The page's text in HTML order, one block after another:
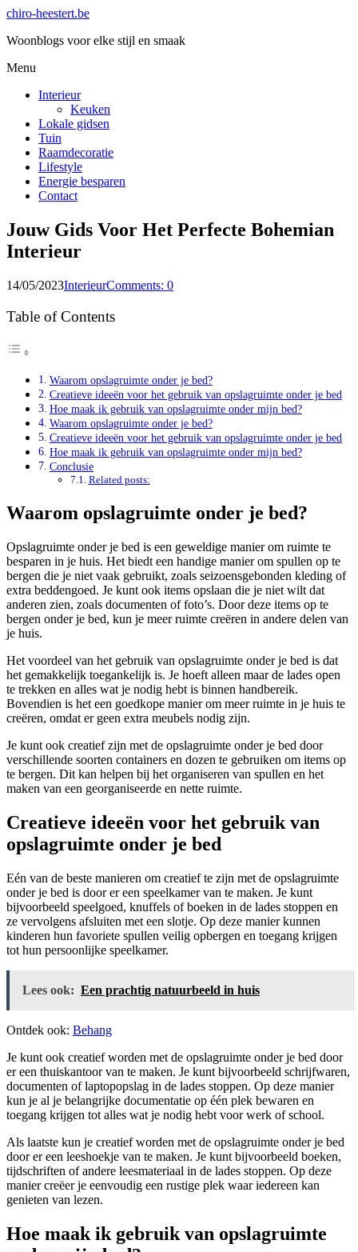
chiro-heestert.be
Woonblogs voor elke stijl en smaak
Menu
Interieur
Keuken
Lokale gidsen
Tuin
Raamdecoratie
Lifestyle
Energie besparen
Contact
Jouw Gids Voor Het Perfecte Bohemian
Interieur
14/05/2023InterieurComments: 0
Table of Contents
Waarom opslagruimte onder je bed?
Creatieve ideeën voor het gebruik van opslagruimte onder je bed
Hoe maak ik gebruik van opslagruimte onder mijn bed?
Waarom opslagruimte onder je bed?
Creatieve ideeën voor het gebruik van opslagruimte onder je bed
Hoe maak ik gebruik van opslagruimte onder mijn bed?
Conclusie
Related posts:
Waarom opslagruimte onder je bed?
Opslagruimte onder je bed is een geweldige manier om ruimte te
besparen in je huis. Het biedt een handige manier om spullen op te
bergen die je niet vaak gebruikt, zoals seizoensgebonden kleding of
extra beddengoed. Je kunt ook items opslaan die je niet wilt dat
anderen zien, zoals documenten of foto’s. Door deze items op te
bergen onder je bed, kun je meer ruimte creëren in andere delen van
je huis.
Het voordeel van het gebruik van opslagruimte onder je bed is dat
het gemakkelijk toegankelijk is. Je hoeft alleen maar de lades open
te trekken en alles wat je nodig hebt is binnen handbereik.
Bovendien is het een goedkope manier om meer ruimte in je huis te
creëren, omdat er geen extra meubels nodig zijn.
Je kunt ook creatief zijn met de opslagruimte onder je bed door
verschillende soorten containers en dozen te gebruiken om items op
te bergen. Dit kan helpen bij het organiseren van spullen en het
maken van een georganiseerde en nette ruimte.
Creatieve ideeën voor het gebruik van
opslagruimte onder je bed
Eén van de beste manieren om creatief te zijn met de opslagruimte
onder je bed is door er een speelkamer van te maken. Je kunt
bijvoorbeeld speelgoed, knuffels of boeken in de lades stoppen en
ze vervolgens afsluiten met een slotje. Op deze manier kunnen
kinderen hun favoriete spullen veilig opbergen en toegang krijgen
tot hun persoonlijke speelkamer.
Lees ook: Een prachtig natuurbeeld in huis
Ontdek ook: Behang
Je kunt ook creatief worden met de opslagruimte onder je bed door
er een thuiskantoor van te maken. Je kunt bijvoorbeeld schrijfwaren,
documenten of laptopopslag in de lades stoppen. Op deze manier
kun je al je belangrijke documentatie op één plek bewaren en
toegang krijgen tot alles wat je nodig hebt voor werk of school.
Als laatste kun je creatief worden met de opslagruimte onder je bed
door er een leeshoekje van te maken. Je kunt bijvoorbeeld boeken,
tijdschriften of andere leesmateriaal in de lades stoppen. Op deze
manier creëer je eenvoudig een rustige plek waar iedereen kan
genieten van lezen.
Hoe maak ik gebruik van opslagruimte